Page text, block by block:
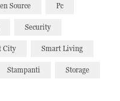
Source Pc
Security
City Smart Living
Stampanti Storage